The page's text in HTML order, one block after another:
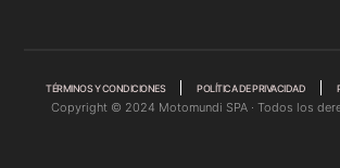
TÉRMINOS Y CONDICIONES POLÍTICA DE PRIVACIDAD
Copyright © 2024 Motomundi SPA · Todos los